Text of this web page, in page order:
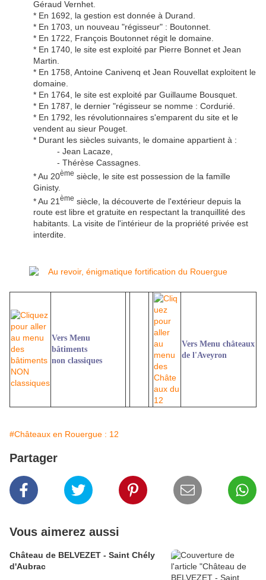
Géraud Vernhet.
* En 1692, la gestion est donnée à Durand.
* En 1703, un nouveau "régisseur" : Boutonnet.
* En 1722, François Boutonnet régit le domaine.
* En 1740, le site est exploité par Pierre Bonnet et Jean
Martin.
* En 1758, Antoine Canivenq et Jean Rouvellat exploitent le
domaine.
* En 1764, le site est exploité par Guillaume Bousquet.
* En 1787, le dernier "régisseur se nomme : Cordurié.
* En 1792, les révolutionnaires s'emparent du site et le
vendent au sieur Pouget.
* Durant les siècles suivants, le domaine appartient à :
- Jean Lacaze,
- Thérèse Cassagnes.
* Au 20ème siècle, le site est possession de la famille
Ginisty.
* Au 21 ème siècle, la découverte de l'extérieur depuis la
route est libre et gratuite en respectant la tranquillité des
habitants. La visite de l'intérieur de la propriété privée est
interdite.
Vers Menu
bâtiments
non classiques
Vers Menu châteaux
de l'Aveyron
#Châteaux en Rouergue : 12
Partager
Vous aimerez aussi
Château de BELVEZET - Saint Chély
d'Aubrac